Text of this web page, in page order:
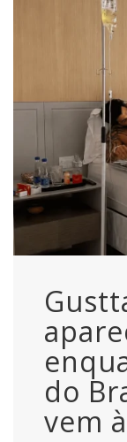
do
vem